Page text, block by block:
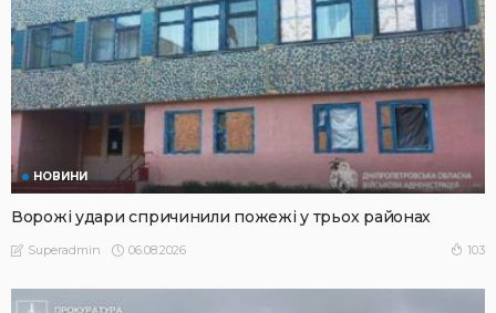
НОВИНИ
Ворожі удари спричинили пожежі у трьох районах
Superadmin 06.08.2026 103